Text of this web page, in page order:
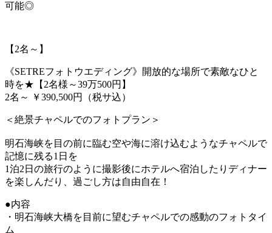
可能◎
【2名～】
《SETREフォトウエディング》開放的な場所で素敵なひと
時を★【2名様～39万500円】
2名～
￥390,500円（税サ込）
＜絶景チャペルでのフォトプラン＞
明石海峡を目の前に臨む空や海に溶け込むようなチャペルで
記憶に残る1日を
1泊2日の旅行のように撮影後にホテルへ宿泊したりディナー
を楽しんだり、過ごし方は自由自在！
●内容
・明石海峡大橋を目前に望むチャペルでの感動のフォトタイ
ム